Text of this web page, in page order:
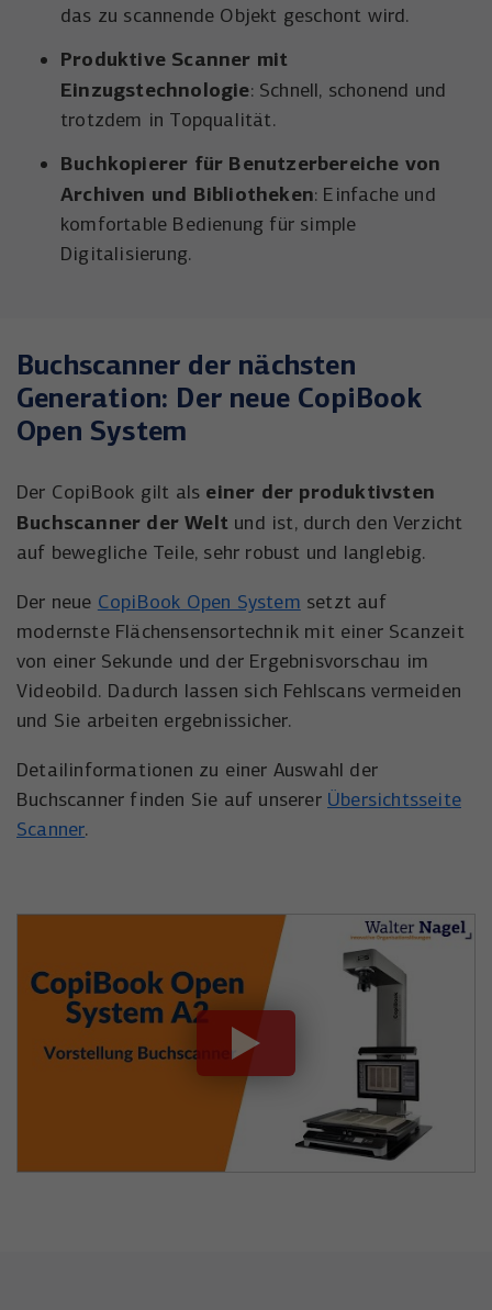
das zu scannende Objekt geschont wird.
Produktive Scanner mit
Einzugstechnologie: Schnell, schonend und
trotzdem in Topqualität.
Buchkopierer für Benutzerbereiche von
Archiven und Bibliotheken: Einfache und
komfortable Bedienung für simple
Digitalisierung.
Buchscanner der nächsten
Generation: Der neue CopiBook
Open System
Der CopiBook gilt als einer der produktivsten
Buchscanner der Welt und ist, durch den Verzicht
auf bewegliche Teile, sehr robust und langlebig.
Der neue CopiBook Open System setzt auf
modernste Flächensensortechnik mit einer Scanzeit
von einer Sekunde und der Ergebnisvorschau im
Videobild. Dadurch lassen sich Fehlscans vermeiden
und Sie arbeiten ergebnissicher.
Detailinformationen zu einer Auswahl der
Buchscanner finden Sie auf unserer Übersichtsseite
Scanner.